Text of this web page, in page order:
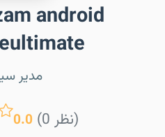
android
مدیر
0.0 (0 نظر)